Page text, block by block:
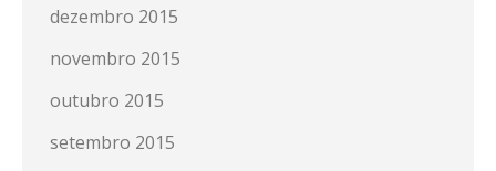
dezembro 2015
novembro 2015
outubro 2015
setembro 2015